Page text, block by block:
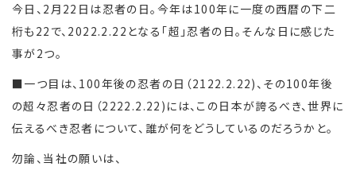
今日、2月22日は忍者の日。今年は100年に一度の西暦の下二
桁も22で、2022.2.22となる「超」忍者の日。そんな日に感じた
事が2つ。
■一つ目は、100年後の忍者の日（2122.2.22)、その100年後
の超々忍者の日（2222.2.22)には、この日本が誇るべき、世界に
伝えるべき忍者について、誰が何をどうしているのだろうかと。
勿論、当社の願いは、